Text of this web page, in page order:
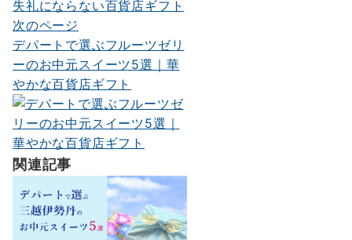
ー
シ
ョ
ン
次のページ
デパートで選ぶフルーツゼリ
ーのお中元スイーツ5選｜華
やかな百貨店ギフト
関連記事